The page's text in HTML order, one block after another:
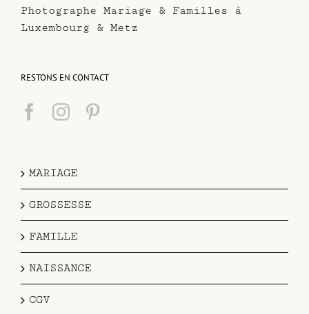
Photographe Mariage & Familles à
Luxembourg & Metz
RESTONS EN CONTACT
MARIAGE
GROSSESSE
FAMILLE
NAISSANCE
CGV